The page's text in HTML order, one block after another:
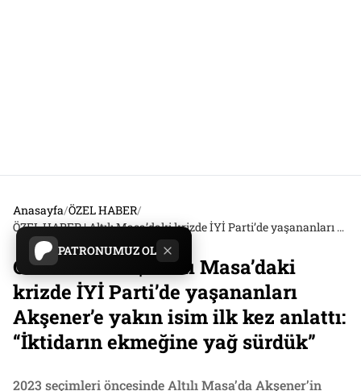
PATRONUMUZ OL
Anasayfa/ÖZEL HABER/
ÖZEL HABER | Altılı Masa’daki krizde İYİ Parti’de yaşananları Akşener’e yakın isim ilk kez anlattı: “İktidarın ekmeğine yağ sürdük”
ÖZEL HABER | Altılı Masa’daki
krizde İYİ Parti’de yaşananları
Akşener’e yakın isim ilk kez anlattı:
“İktidarın ekmeğine yağ sürdük”
2023 seçimleri öncesinde Altılı Masa’da Akşener’in